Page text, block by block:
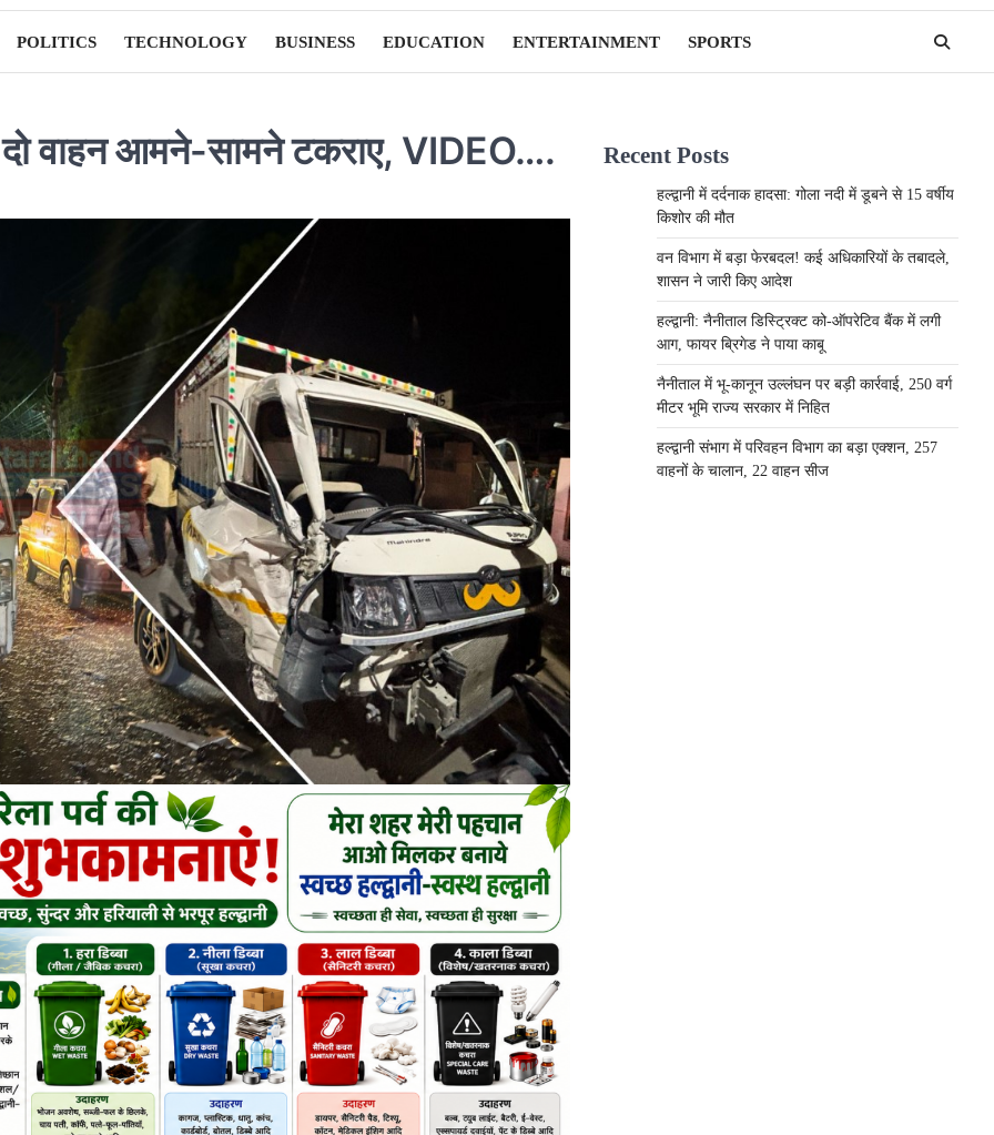
POLITICS TECHNOLOGY BUSINESS EDUCATION ENTERTAINMENT SPORTS
दो वाहन आमने-सामने टकराए, VIDEO…. Recent Posts
हल्द्वानी में दर्दनाक हादसा: गोला नदी में डूबने से 15 वर्षीय
किशोर की मौत
वन विभाग में बड़ा फेरबदल! कई अधिकारियों के तबादले,
शासन ने जारी किए आदेश
हल्द्वानी: नैनीताल डिस्ट्रिक्ट को-ऑपरेटिव बैंक में लगी
आग, फायर ब्रिगेड ने पाया काबू
नैनीताल में भू-कानून उल्लंघन पर बड़ी कार्रवाई, 250 वर्ग
मीटर भूमि राज्य सरकार में निहित
हल्द्वानी संभाग में परिवहन विभाग का बड़ा एक्शन, 257
वाहनों के चालान, 22 वाहन सीज